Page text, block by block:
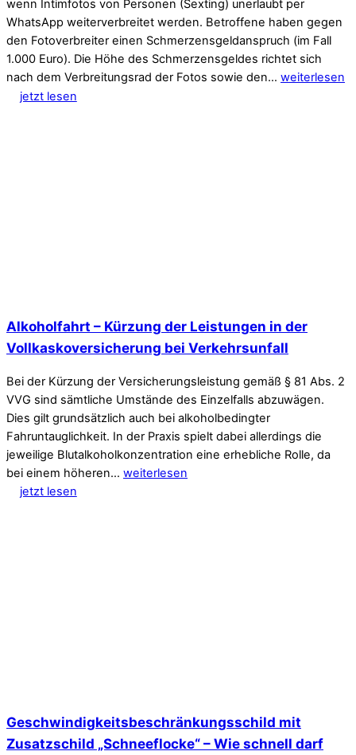
wenn Intimfotos von Personen (Sexting) unerlaubt per
WhatsApp weiterverbreitet werden. Betroffene haben gegen
den Fotoverbreiter einen Schmerzensgeldanspruch (im Fall
1.000 Euro). Die Höhe des Schmerzensgeldes richtet sich
nach dem Verbreitungsrad der Fotos sowie den… weiterlesen
jetzt lesen
Alkoholfahrt – Kürzung der Leistungen in der
Vollkaskoversicherung bei Verkehrsunfall
Bei der Kürzung der Versicherungsleistung gemäß § 81 Abs. 2
VVG sind sämtliche Umstände des Einzelfalls abzuwägen.
Dies gilt grundsätzlich auch bei alkoholbedingter
Fahruntauglichkeit. In der Praxis spielt dabei allerdings die
jeweilige Blutalkoholkonzentration eine erhebliche Rolle, da
bei einem höheren… weiterlesen
jetzt lesen
Geschwindigkeitsbeschränkungsschild mit
Zusatzschild „Schneeflocke“ – Wie schnell darf